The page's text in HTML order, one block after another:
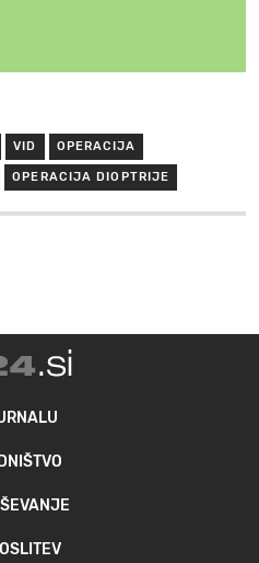
VID OPERACIJA
OPERACIJA DIOPTRIJE